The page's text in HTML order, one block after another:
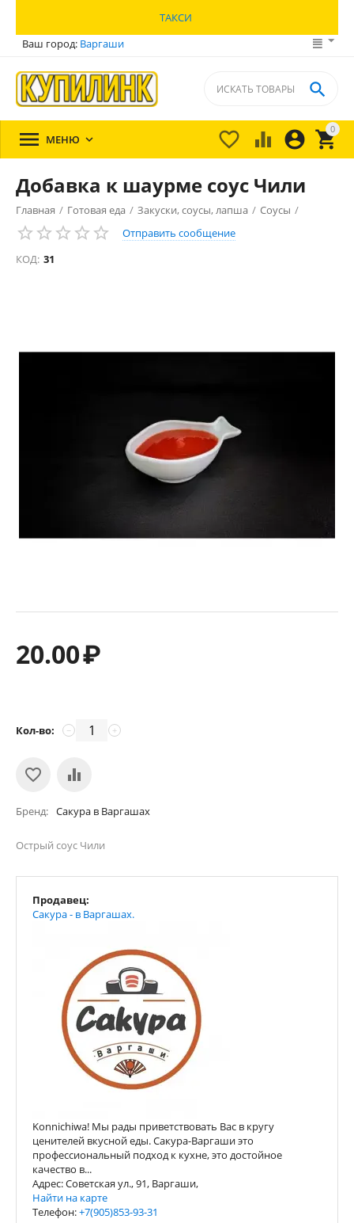
ТАКСИ
Ваш город: Варгаши
0


 

 МЕНЮ 
Добавка к шаурме соус Чили
Главная / Готовая еда / Закуски, соусы, лапша / Соусы /
Отправить сообщение
КОД: 31
20.00₽
Кол-во: +
−
Бренд Сакура в Варгашах
Острый соус Чили
Продавец:
Сакура - в Варгашах.
Konnichiwa! Мы рады приветствовать Вас в кругу
ценителей вкусной еды. Сакура-Варгаши это
профессиональный подход к кухне, это достойное
качество в...
Адрес: Советская ул., 91, Варгаши,
Найти на карте
Телефон:+7(905)853-93-31